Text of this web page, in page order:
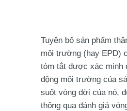
Tuyên bố sản phẩm
môi trường (hay EPD)
tóm tắt được xác minh
động môi trường của
suốt vòng đời của nó,
thông qua đánh giá